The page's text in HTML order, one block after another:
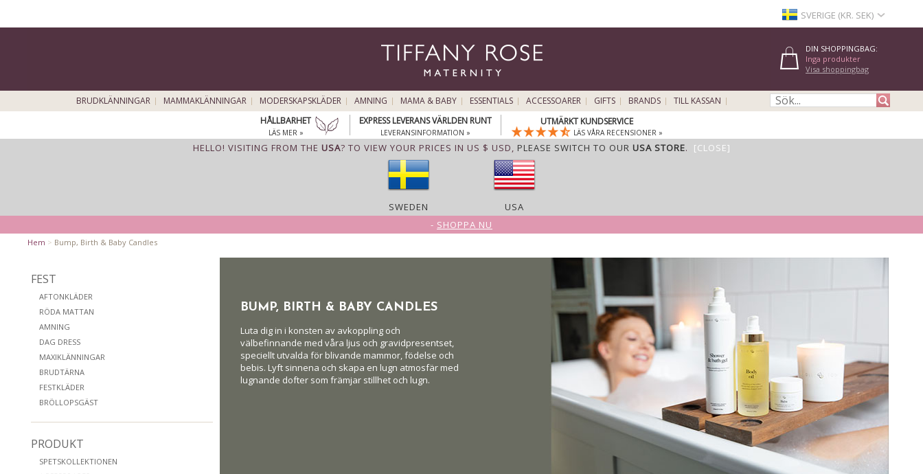
SVERIGE (KR. SEK)
DIN SHOPPINGBAG:
Inga produkter
Visa shoppingbag
BRUDKLÄNNINGAR MAMMAKLÄNNINGAR MODERSKAPSKLÄDER AMNING MAMA & BABY ESSENTIALS ACCESSOARER GIFTS BRANDS
TILL KASSAN
HÅLLBARHET
LÄS MER »
EXPRESS LEVERANS VÄRLDEN RUNT
LEVERANSINFORMATION »
UTMÄRKT KUNDSERVICE
LÄS VÅRA RECENSIONER »
HELLO! VISITING FROM THE USA? TO VIEW YOUR PRICES IN US $ USD, PLEASE SWITCH TO OUR USA STORE. [CLOSE]
SWEDEN
USA
- SHOPPA NU
Hem > Bump, Birth & Baby Candles
FEST
AFTONKLÄDER
RÖDA MATTAN
AMNING
DAG DRESS
MAXIKLÄNNINGAR
BRUDTÄRNA
FESTKLÄDER
BRÖLLOPSGÄST
PRODUKT
SPETSKOLLEKTIONEN
BUMP, BIRTH & BABY CANDLES
Luta dig in i konsten av avkoppling och
välbefinnande med våra ljus och gravidpresentset,
speciellt utvalda för blivande mammor, födelse och
bebis. Lyft sinnena och skapa en lugn atmosfär med
lugnande dofter som främjar stillhet och lugn.